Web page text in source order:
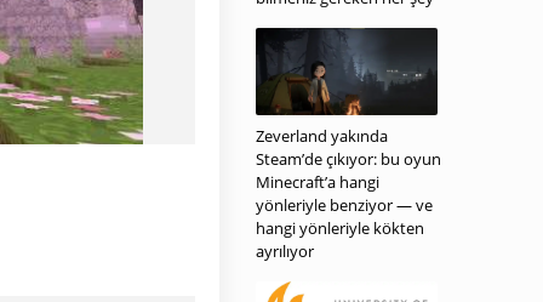
Zeverland yakında
Steam’de çıkıyor: bu oyun
Minecraft’a hangi
yönleriyle benziyor — ve
hangi yönleriyle kökten
ayrılıyor